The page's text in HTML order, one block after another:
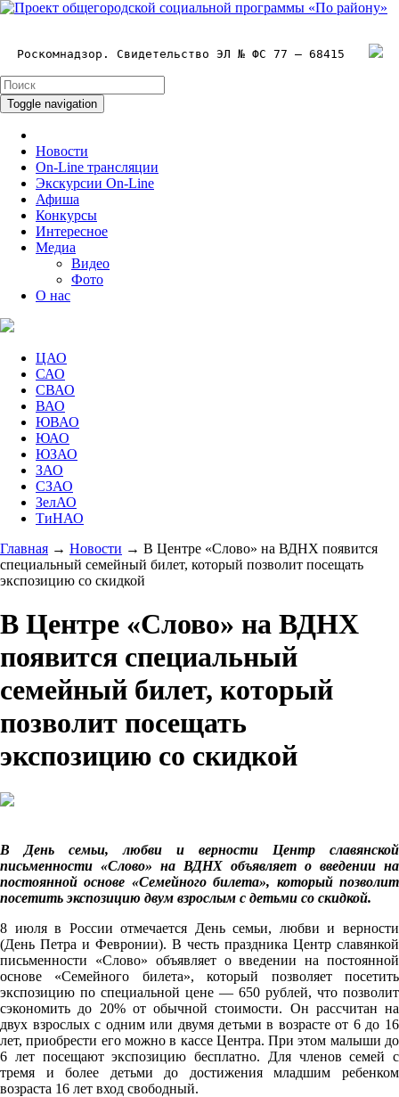
Роскомнадзор. Свидетельство ЭЛ № ФС 77 – 68415
Toggle navigation
Новости
On-Line трансляции
Экскурсии On-Line
Афиша
Конкурсы
Интересное
Медиа
Видео
Фото
О нас
ЦАО
САО
СВАО
ВАО
ЮВАО
ЮАО
ЮЗАО
ЗАО
СЗАО
ЗелАО
ТиНАО
Главная → Новости → В Центре «Слово» на ВДНХ появится
специальный семейный билет, который позволит посещать
экспозицию со скидкой
В Центре «Слово» на ВДНХ
появится специальный
семейный билет, который
позволит посещать
экспозицию со скидкой
В День семьи, любви и верности Центр славянской
письменности «Слово» на ВДНХ объявляет о введении на
постоянной основе «Семейного билета», который позволит
посетить экспозицию двум взрослым с детьми со скидкой.
8 июля в России отмечается День семьи, любви и верности
(День Петра и Февронии). В честь праздника Центр славянкой
письменности «Слово» объявляет о введении на постоянной
основе «Семейного билета», который позволяет посетить
экспозицию по специальной цене — 650 рублей, что позволит
сэкономить до 20% от обычной стоимости. Он рассчитан на
двух взрослых с одним или двумя детьми в возрасте от 6 до 16
лет, приобрести его можно в кассе Центра. При этом малыши до
6 лет посещают экспозицию бесплатно. Для членов семей с
тремя и более детьми до достижения младшим ребенком
возраста 16 лет вход свободный.